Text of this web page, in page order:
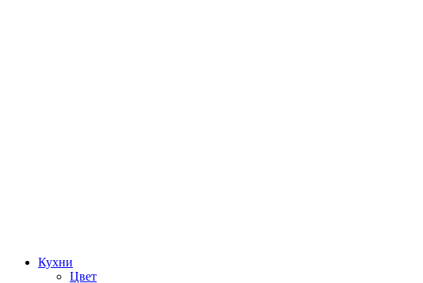
Кухни
Цвет